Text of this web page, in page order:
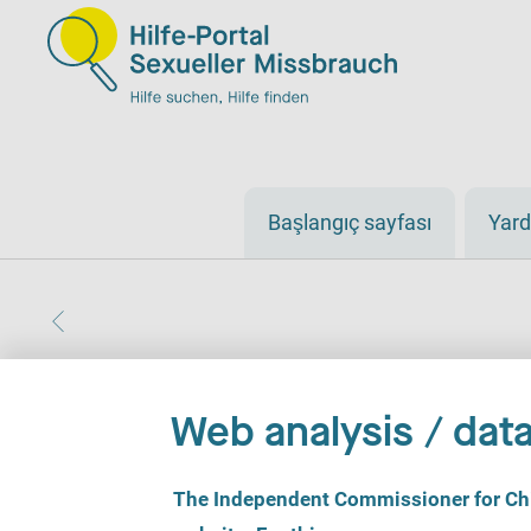
Başlangıç sayfası
Web analysis /
C
o
The Independent Commissioner for